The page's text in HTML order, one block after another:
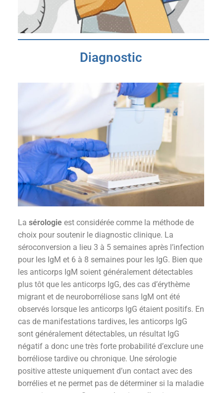
Diagnostic
La sérologie est considérée comme la méthode de
choix pour soutenir le diagnostic clinique. La
séroconversion a lieu 3 à 5 semaines après l’infection
pour les IgM et 6 à 8 semaines pour les IgG. Bien que
les anticorps IgM soient généralement détectables
plus tôt que les anticorps IgG, des cas d’érythème
migrant et de neuroborréliose sans IgM ont été
observés lorsque les anticorps IgG étaient positifs. En
cas de manifestations tardives, les anticorps IgG
sont généralement détectables, un résultat IgG
négatif a donc une très forte probabilité d’exclure une
borréliose tardive ou chronique. Une sérologie
positive atteste uniquement d’un contact avec des
borrélies et ne permet pas de déterminer si la maladie